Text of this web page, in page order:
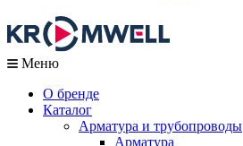
Меню
О бренде
Каталог
Арматура и трубопроводы
Арматура